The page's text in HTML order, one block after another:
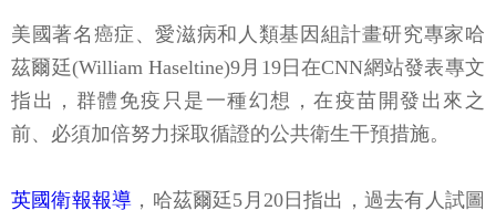
美國著名癌症、愛滋病和人類基因組計畫研究專家哈
茲爾廷(William Haseltine)9月19日在CNN網站發表專文
指出，群體免疫只是一種幻想，在疫苗開發出來之
前、必須加倍努力採取循證的公共衛生干預措施。
英國衛報報導 ，哈茲爾廷5月20日指出，過去有人試圖